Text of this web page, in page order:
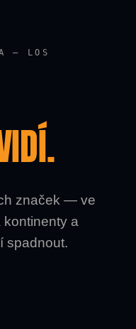
— LOS
značek — ve
a
spadnout.